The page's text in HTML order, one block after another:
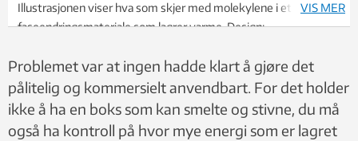
Illustrasjonen viser hva som skjer med molekylene i et
faseendringsmateriale som lagrer varme. Design:
VIS MER
Problemet var at ingen hadde klart å gjøre det
pålitelig og kommersielt anvendbart. For det holder
ikke å ha en boks som kan smelte og stivne, du må
også ha kontroll på hvor mye energi som er lagret